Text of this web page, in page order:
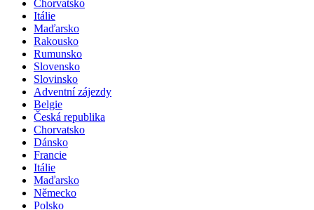
Chorvatsko
Itálie
Maďarsko
Rakousko
Rumunsko
Slovensko
Slovinsko
Adventní zájezdy
Belgie
Česká republika
Chorvatsko
Dánsko
Francie
Itálie
Maďarsko
Německo
Polsko